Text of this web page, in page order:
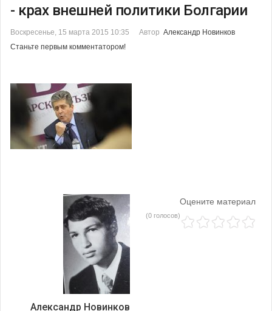
- крах внешней политики Болгарии
Воскресенье, 15 марта 2015 10:35 Автор Александр Новинков
Станьте первым комментатором!
Александр Новинков
Оцените материал
(0 голосов)